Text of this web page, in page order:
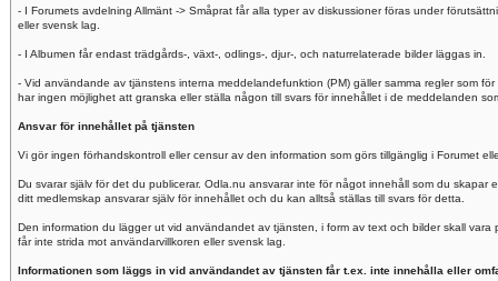
- I Forumets avdelning Allmänt -> Småprat får alla typer av diskussioner föras under
eller svensk lag.
- I Albumen får endast trädgårds-, växt-, odlings-, djur-, och naturrelaterade bilder läggas in.
- Vid användande av tjänstens interna meddelandefunktion (PM) gäller samma regler som
har ingen möjlighet att granska eller ställa någon till svars för innehållet i de meddelanden
Ansvar för innehållet på tjänsten
Vi gör ingen förhandskontroll eller censur av den information som görs tillgänglig i Forumet
Du svarar själv för det du publicerar. Odla.nu ansvarar inte för något innehåll som du skapar
ditt medlemskap ansvarar själv för innehållet och du kan alltså ställas till svars för detta.
Den information du lägger ut vid användandet av tjänsten, i form av text och bilder skall
får inte strida mot användarvillkoren eller svensk lag.
Informationen som läggs in vid användandet av tjänsten får t.ex. inte innehålla eller